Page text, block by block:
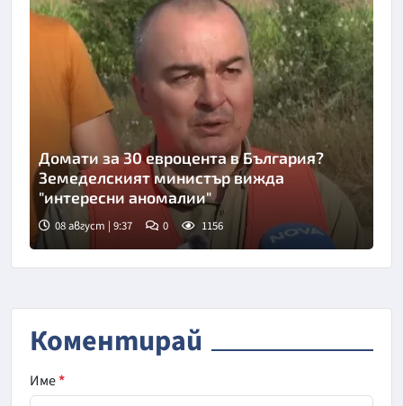
Снимка: Нова телевизия
Домати за 30 евроцента в България?
Земеделският министър вижда
"интересни аномалии"
08 август | 9:37 0 1156
Коментирай
Име*